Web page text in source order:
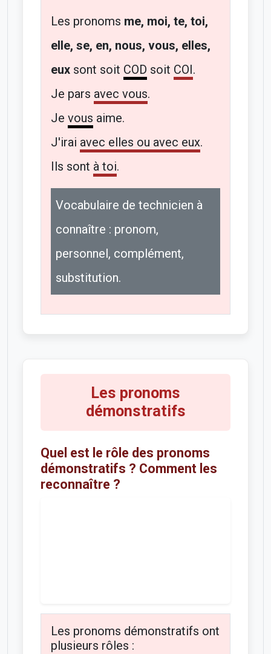
Les pronoms me, moi, te, toi,
elle, se, en, nous, vous, elles,
euxsont soit COD soit COI.
Je pars avec vous.
Je vous aime.
J'irai avec elles ou avec eux.
Ils sont à toi.
Vocabulaire de technicien à
connaître : pronom,
personnel, complément,
substitution.
Les pronoms
démonstratifs
Quel est le rôle des pronoms
démonstratifs ? Comment les
reconnaître ?
Les pronoms démonstratifs ont
plusieurs rôles :